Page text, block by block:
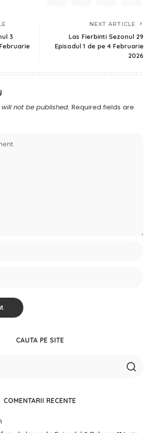
3
NEXT ARTICLE
Las Fierbinti Sezonul 29
Episodul 1 de pe 4 Februarie
2026
not be published. Required fields are
CAUTA PE SITE
COMENTARII RECENTE